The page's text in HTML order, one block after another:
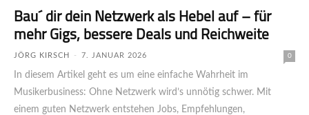
Bau´ dir dein Netzwerk als Hebel auf – für
mehr Gigs, bessere Deals und Reichweite
JÖRG KIRSCH - 7. JANUAR 2026 0
In diesem Artikel geht es um eine einfache Wahrheit im
Musikerbusiness: Ohne Netz­werk wird’s unnötig schwer. Mit
einem guten Netzwerk entstehen Jobs, Empfehlungen,